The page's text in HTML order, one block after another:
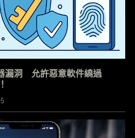
漏洞 允許惡意軟件繞過